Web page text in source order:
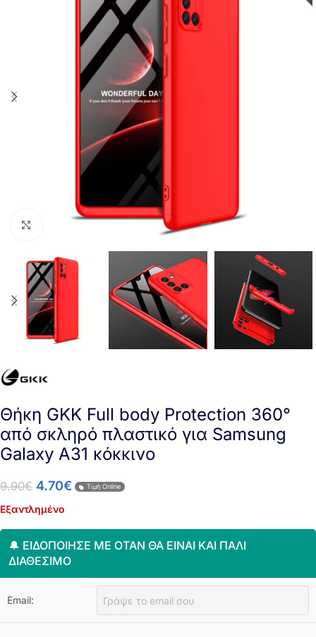
Θήκη GKK Full body Protection 360°
από σκληρό πλαστικό για Samsung
Galaxy A31 κόκκινο
9.90€ 4.70€ Τιμή Online
Εξαντλημένο
🔔 ΕΙΔΟΠΟΊΗΣΈ ΜΕ ΌΤΑΝ ΘΑ ΕΊΝΑΙ ΚΑΙ ΠΆΛΙ
ΔΙΑΘΈΣΙΜΟ
Email: